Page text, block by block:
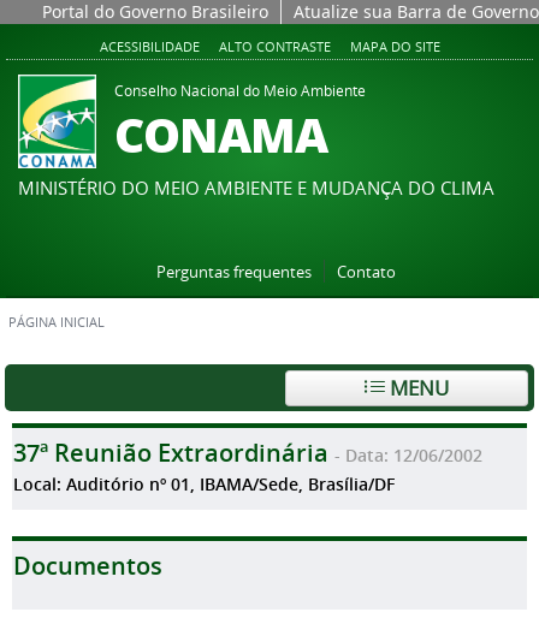
Portal do Governo Brasileiro Atualize sua Barra de Governo
ACESSIBILIDADE ALTO CONTRASTE MAPA DO SITE
Conselho Nacional do Meio Ambiente
CONAMA
MINISTÉRIO DO MEIO AMBIENTE E MUDANÇA DO CLIMA
Perguntas frequentes Contato
PÁGINA INICIAL
MENU
37ª Reunião Extraordinária - Data: 12/06/2002
Local: Auditório nº 01, IBAMA/Sede, Brasília/DF
Documentos